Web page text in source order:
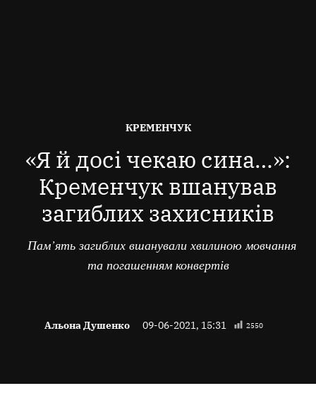
ОПУБЛІКОВАНО
КРЕМЕНЧУК
«Я й досі чекаю сина…»:
Кременчук вшанував
загиблих захисників
Пам’ять загиблих вшанували хвилиною мовчання
та погашенням конвертів
Альона Душенко 09-06-2021, 15:31 2550